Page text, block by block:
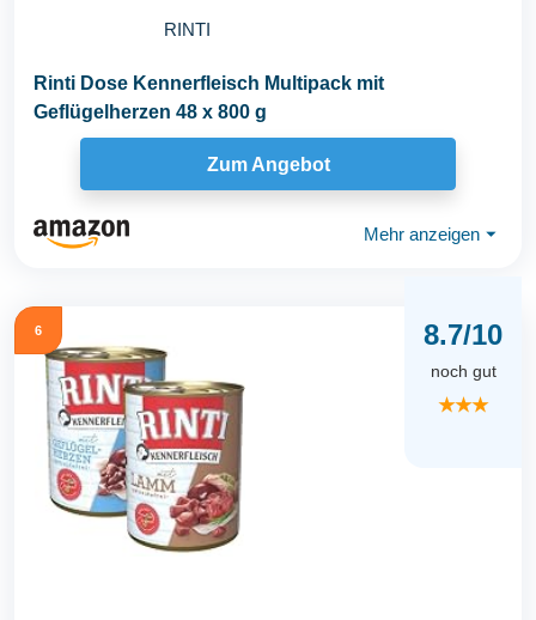
RINTI
Rinti Dose Kennerfleisch Multipack mit
Geflügelherzen 48 x 800 g
Zum Angebot
Mehr anzeigen ⏷
6 8.7/10
noch gut
★★★